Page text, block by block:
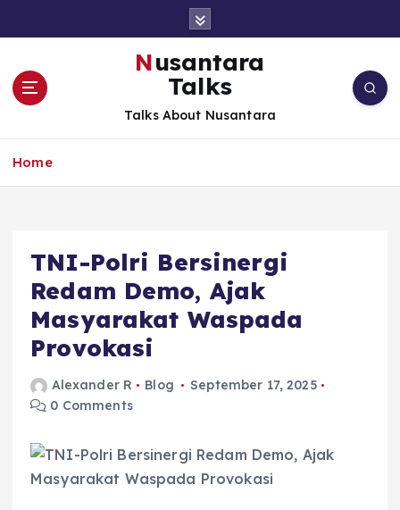
Nusantara
Talks
Talks About Nusantara
Home
TNI-Polri Bersinergi
Redam Demo, Ajak
Masyarakat Waspada
Provokasi
Alexander R Blog
September 17, 2025
0 Comments